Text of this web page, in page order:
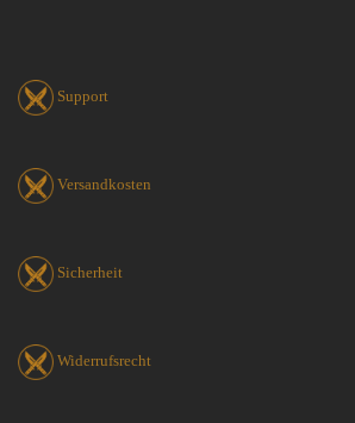
Support
Versandkosten
Sicherheit
Widerrufsrecht